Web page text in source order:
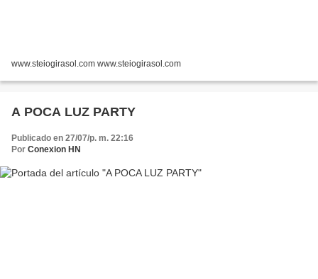
www.steiogirasol.com www.steiogirasol.com
A POCA LUZ PARTY
Publicado en 27/07/p. m. 22:16
Por Conexion HN